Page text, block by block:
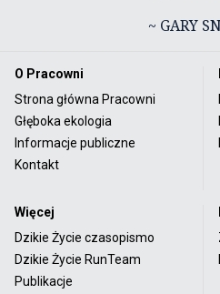
~ GARY
O Pracowni
Strona główna Pracowni
Głęboka ekologia
Informacje publiczne
Kontakt
Więcej
Dzikie Życie czasopismo
Dzikie Życie RunTeam
Publikacje